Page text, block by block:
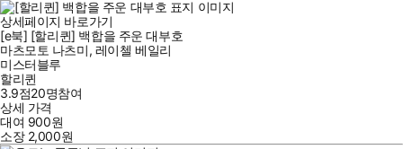
상세페이지 바로가기
[e북] [할리퀸] 백합을 주운 대부호
마츠모토 나츠미, 레이첼 베일리
미스터블루
할리퀸
3.9점20명참여
상세 가격
대여 900원
소장 2,000원